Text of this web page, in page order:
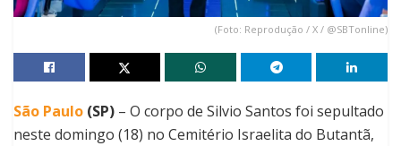
(Foto: Reprodução / X / @SBTonline)
São Paulo (SP) – O corpo de Silvio Santos foi sepultado
neste domingo (18) no Cemitério Israelita do Butantã,